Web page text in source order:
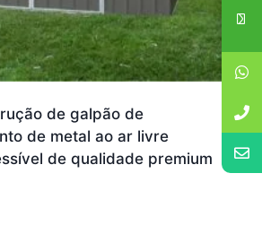
de galpão de
de metal ao ar livre
de qualidade premium